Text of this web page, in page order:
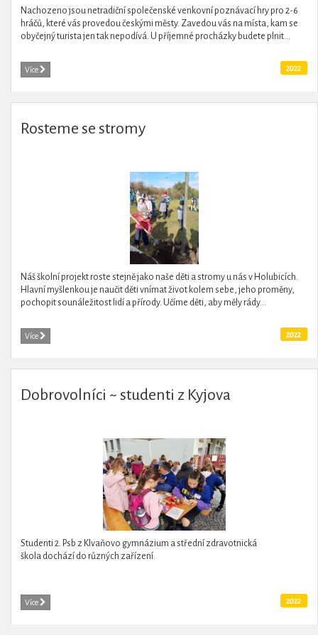
Nachozeno jsou netradiční společenské venkovní poznávací hry pro 2-6
hráčů, které vás provedou českými městy. Zavedou vás na místa, kam se
obyčejný turista jen tak nepodívá. U příjemné procházky budete plnit...
Více 2022
Rosteme se stromy
Náš školní projekt roste stejně jako naše děti a stromy u nás v Holubicích.
Hlavní myšlenkou je naučit děti vnímat život kolem sebe, jeho proměny,
pochopit sounáležitost lidí a přírody. Učíme děti, aby měly rády...
Více 2022
Dobrovolníci ~ studenti z Kyjova
Studenti 2. Psb z Klvaňovo gymnázium a střední zdravotnická
škola dochází do různých zařízení.
Více 2022